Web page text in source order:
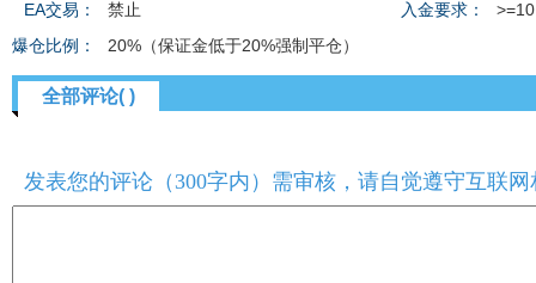
EA交易：
禁止
爆仓比例：
20%（保证金低于20%强制平仓）
入金要求：
全部评论( )
发表您的评论（300字内）需审核，请自觉遵守互联